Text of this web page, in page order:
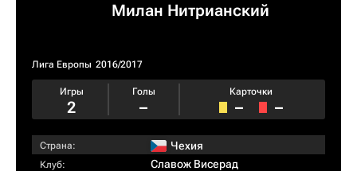
Милан Нитрианский
Лига Европы 2016/2017
Игры
2
Голы
–
Карточки
– –
Страна: Чехия
Клуб: Славож Висерад